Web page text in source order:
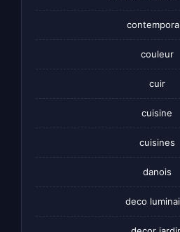
couleur
cuir
cuisine
cuisines
danois
deco